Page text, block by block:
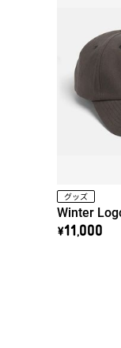
グッズ
Winter
\11,000